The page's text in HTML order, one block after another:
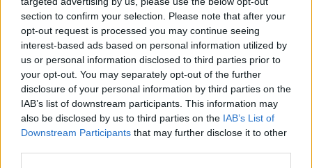
section to confirm your selection. Please note that after your
opt-out request is processed you may continue seeing
interest-based ads based on personal information utilized by
us or personal information disclosed to third parties prior to
your opt-out. You may separately opt-out of the further
disclosure of your personal information by third parties on the
IAB’s list of downstream participants. This information may
also be disclosed by us to third parties on the IAB’s List of
Downstream Participants that may further disclose it to other
Sutinku sutaisyklėmis
This site is protected by
reCAPTCHA and the Google
Privacy PolicyandTerms of
Serviceapply.